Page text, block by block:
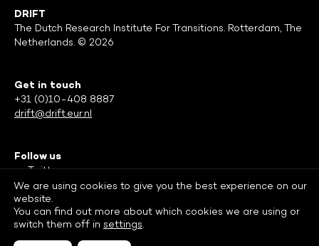
DRIFT
The Dutch Research Institute For Transitions. Rotterdam, The
Netherlands. © 2026
Get in touch
+31 (0)10-408 8887
drift@drift.eur.nl
Follow us
Twitter
Facebook
LinkedIn
We are using cookies to give you the best experience on our
website.
You can find out more about which cookies we are using or
switch them off in settings.